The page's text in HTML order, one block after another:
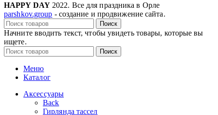
HAPPY DAY 2022. Все для праздника в Орле
parshkov.group - создание и продвижение сайта.
Поиск
Начните вводить текст, чтобы увидеть товары, которые вы
ищете.
Поиск
Меню
Каталог
Аксессуары
Back
Гирлянда тассел